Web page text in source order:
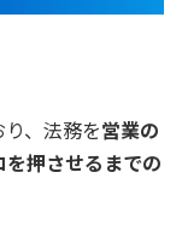
、法務を営業の
押させるまでの